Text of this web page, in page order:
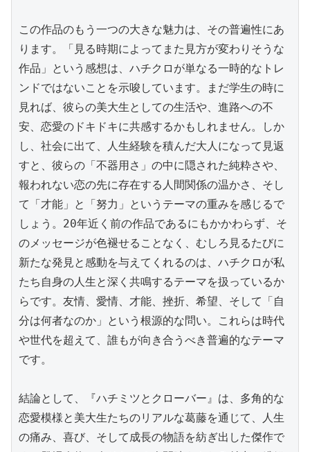
この作品のもう一つの大きな魅力は、その普遍性にあ
ります。「見る時期によってまた見方が変わりそうな
作品」という感想は、ハチクロが単なる一時的なトレ
ンドではないことを示唆しています。まだ学生の時に
見れば、彼らの美大生としての生活や、進路への不
安、恋愛のドキドキに共感するかもしれません。しか
し、社会に出て、人生経験を積んだ大人になって見返
すと、彼らの「不器用さ」の中に隠された純粋さや、
報われない恋の先に存在する人間関係の温かさ、そし
て「才能」と「努力」というテーマの重みを感じるで
しょう。20年近く前の作品であるにもかかわらず、そ
のメッセージが色褪せることなく、むしろ見るたびに
新たな発見と感動を与えてくれるのは、ハチクロが私
たち自身の人生と深く共鳴するテーマを扱っているか
らです。友情、愛情、才能、挫折、希望、そして「自
分は何者なのか」という根源的な問い。これらは時代
や世代を超えて、誰もが向き合うべき普遍的なテーマ
です。
結論として、『ハチミツとクローバー』は、多角的な
恋愛模様と美大生たちのリアルな葛藤を通じて、人生
の痛み、喜び、そして成長の物語を紡ぎ出した傑作で